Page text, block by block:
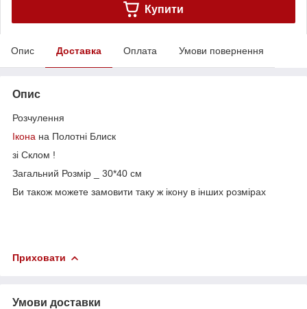
Купити
Опис Доставка Оплата Умови повернення
Опис
Розчулення
Ікона на Полотні Блиск
зі Склом !
Загальний Розмір _ 30*40 см
Ви також можете замовити таку ж ікону в інших розмірах
Приховати
Умови доставки